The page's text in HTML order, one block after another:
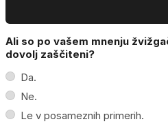
Ali so po vašem mnenju
dovolj zaščiteni?
Da.
Ne.
Le v posameznih primerih.